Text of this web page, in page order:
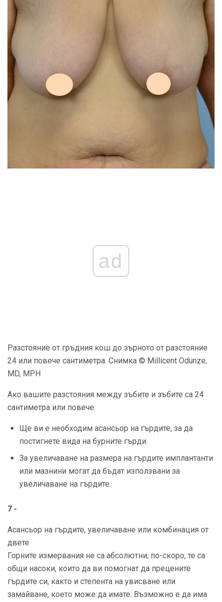
ad
Разстояние от гръдния кош до зърното от разстояние
24 или повече сантиметра. Снимка © Millicent Odunze,
MD, MPH
Ако вашите разстояния между зъбите и зъбите са 24
сантиметра или повече:
Ще ви е необходим асансьор на гърдите, за да
постигнете вида на бурните гърди.
За увеличаване на размера на гърдите имплантанти
или мазнини могат да бъдат използвани за
увеличаване на гърдите.
7 -
Асансьор на гърдите, увеличаване или комбинация от
двете
Горните измервания не са абсолютни; по-скоро, те са
общи насоки, които да ви помогнат да прецените
гърдите си, както и степента на увисване или
замайване, което може да имате. Възможно е да има